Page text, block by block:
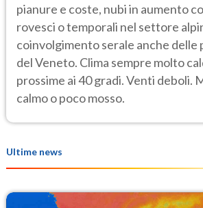
pianure e coste, nubi in aumento
rovesci o temporali nel settore
coinvolgimento serale anche delle
del Veneto. Clima sempre molto
prossime ai 40 gradi. Venti deboli.
calmo o poco mosso.
Ultime news